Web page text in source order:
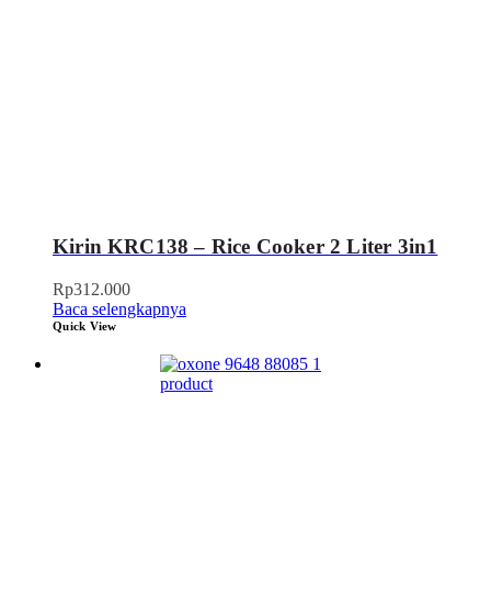
Kirin KRC138 – Rice Cooker 2 Liter 3in1
Rp312.000
Baca selengkapnya
Quick View